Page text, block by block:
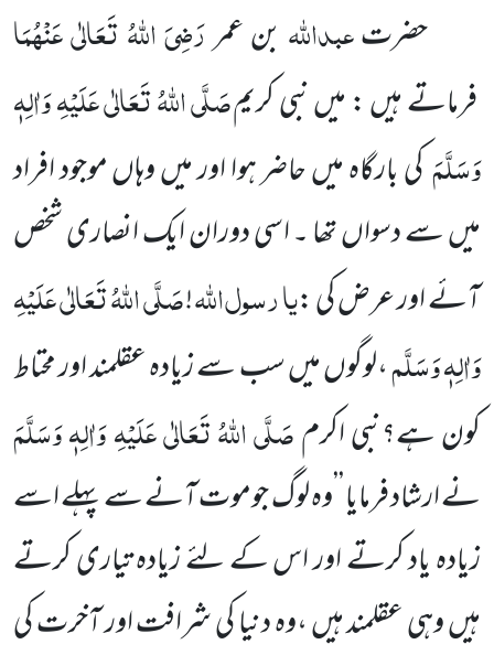
حضرتعبداللہ بن عمررَضِیَ اللہُ تَعَالٰی عَنْہُمَا
فرماتے ہیں : میں نبی کریمصَلَّی اللہُ تَعَالٰی عَلَیْہِ وَاٰلِہٖ
وَسَلَّمَکی بارگاہ میں حاضر ہوا اور میں وہاں موجود افراد
میں سے دسواں تھا ۔ اسی دوران ایک انصاری شخص
آئے اور عرض کی :یارسولاللہ!صَلَّی اللہُ تَعَالٰی عَلَیْہِ
وَاٰلِہٖ وَسَلَّم،لوگوں میں سب سے زیادہ عقلمند اور محتاط
کون ہے؟نبی اکرمصَلَّی اللہُ تَعَالٰی عَلَیْہِ وَاٰلِہٖ وَسَلَّمَ
نے ارشاد فرمایا ’’وہ لوگ جوموت آنے سے پہلے اسے
زیادہ یاد کرتے اور اس کے لئے زیادہ تیاری کرتے
ہیں وہی عقلمند ہیں ،وہ دنیا کی شرافت اور آخرت کی